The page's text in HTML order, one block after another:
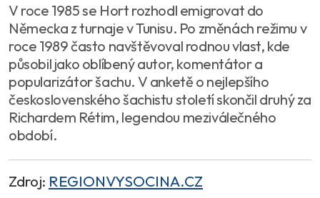
V roce 1985 se Hort rozhodl emigrovat do
Německa z turnaje v Tunisu. Po změnách režimu v
roce 1989 často navštěvoval rodnou vlast, kde
působil jako oblíbený autor, komentátor a
popularizátor šachu. V anketě o nejlepšího
československého šachistu století skončil druhý za
Richardem Rétim, legendou meziválečného
období.
Zdroj: REGIONVYSOCINA.CZ